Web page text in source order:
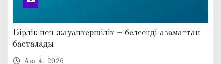
Бірлік пен жауапкершілік – белсенді азаматтан
басталады
Авг 4, 2026